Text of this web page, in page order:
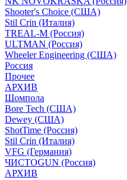
Shooter's Choice (СШA)
Stil Crin (Италия)
TREAL-M (Россия)
ULTMAN (Россия)
Wheeler Engineering (СШA)
Россия
Прочее
АРХИВ
Шомпола
Bore Tech (США)
Dewey (США)
ShotTime (Россия)
Stil Crin (Италия)
VFG (Германия)
ЧИСТОGUN (Россия)
АРХИВ